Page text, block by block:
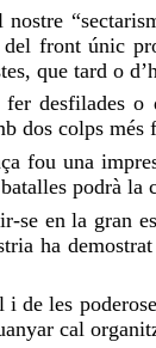
del front únic
que tard o
desfilades
dos colps
fou una
podrà
se en la gran
ha
de les
cal